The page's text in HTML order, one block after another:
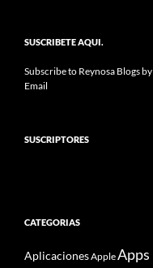
SUSCRIBETE AQUI.
Subscribe to Reynosa Blogs by
Email
SUSCRIPTORES
CATEGORIAS
Aplicaciones AppleApps